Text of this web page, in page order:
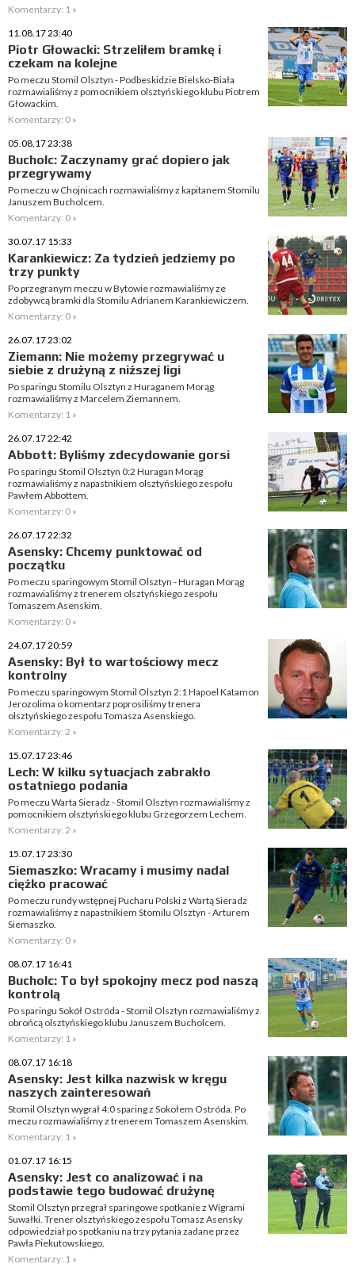
Komentarzy: 1 »
11.08.17 23:40
Piotr Głowacki: Strzeliłem bramkę i
czekam na kolejne
Po meczu Stomil Olsztyn - Podbeskidzie Bielsko-Biała
rozmawialiśmy z pomocnikiem olsztyńskiego klubu Piotrem
Głowackim.
Komentarzy: 0 »
05.08.17 23:38
Bucholc: Zaczynamy grać dopiero jak
przegrywamy
Po meczu w Chojnicach rozmawialiśmy z kapitanem Stomilu
Januszem Bucholcem.
Komentarzy: 0 »
30.07.17 15:33
Karankiewicz: Za tydzień jedziemy po
trzy punkty
Po przegranym meczu w Bytowie rozmawialiśmy ze
zdobywcą bramki dla Stomilu Adrianem Karankiewiczem.
Komentarzy: 0 »
26.07.17 23:02
Ziemann: Nie możemy przegrywać u
siebie z drużyną z niższej ligi
Po sparingu Stomilu Olsztyn z Huraganem Morąg
rozmawialiśmy z Marcelem Ziemannem.
Komentarzy: 1 »
26.07.17 22:42
Abbott: Byliśmy zdecydowanie gorsi
Po sparingu Stomil Olsztyn 0:2 Huragan Morąg
rozmawialiśmy z napastnikiem olsztyńskiego zespołu
Pawłem Abbottem.
Komentarzy: 0 »
26.07.17 22:32
Asensky: Chcemy punktować od
początku
Po meczu sparingowym Stomil Olsztyn - Huragan Morąg
rozmawialiśmy z trenerem olsztyńskiego zespołu
Tomaszem Asenskim.
Komentarzy: 0 »
24.07.17 20:59
Asensky: Był to wartościowy mecz
kontrolny
Po meczu sparingowym Stomil Olsztyn 2:1 Hapoel Katamon
Jerozolima o komentarz poprosiliśmy trenera
olsztyńskiego zespołu Tomasza Asenskiego.
Komentarzy: 2 »
15.07.17 23:46
Lech: W kilku sytuacjach zabrakło
ostatniego podania
Po meczu Warta Sieradz - Stomil Olsztyn rozmawialiśmy z
pomocnikiem olsztyńskiego klubu Grzegorzem Lechem.
Komentarzy: 2 »
15.07.17 23:30
Siemaszko: Wracamy i musimy nadal
ciężko pracować
Po meczu rundy wstępnej Pucharu Polski z Wartą Sieradz
rozmawialiśmy z napastnikiem Stomilu Olsztyn - Arturem
Siemaszko.
Komentarzy: 0 »
08.07.17 16:41
Bucholc: To był spokojny mecz pod naszą
kontrolą
Po sparingu Sokół Ostróda - Stomil Olsztyn rozmawialiśmy z
obrońcą olsztyńskiego klubu Januszem Bucholcem.
Komentarzy: 1 »
08.07.17 16:18
Asensky: Jest kilka nazwisk w kręgu
naszych zainteresowań
Stomil Olsztyn wygrał 4:0 sparing z Sokołem Ostróda. Po
meczu rozmawialiśmy z trenerem Tomaszem Asenskim.
Komentarzy: 1 »
01.07.17 16:15
Asensky: Jest co analizować i na
podstawie tego budować drużynę
Stomil Olsztyn przegrał sparingowe spotkanie z Wigrami
Suwałki. Trener olsztyńskiego zespołu Tomasz Asensky
odpowiedział po spotkaniu na trzy pytania zadane przez
Pawła Piekutowskiego.
Komentarzy: 1 »